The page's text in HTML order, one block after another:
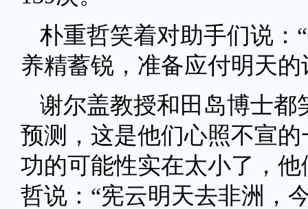
朴重哲笑着对助手们说：
养精蓄锐，准备应付明天的
谢尔盖教授和田岛博士都
预测，这是他们心照不宣
功的可能性实在太小了，
哲说：“宪云明天去非洲，